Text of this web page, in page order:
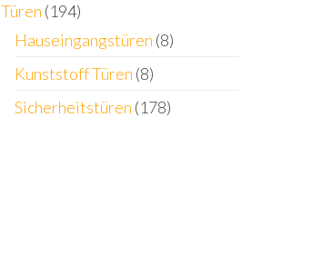
Türen (194)
Hauseingangstüren (8)
Kunststoff Türen (8)
Sicherheitstüren (178)